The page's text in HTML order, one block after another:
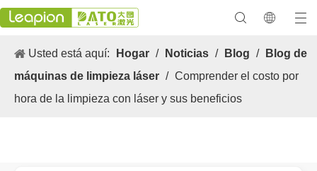
Usted está aquí: Hogar / Noticias / Blog /
Blog de
máquinas de limpieza láser / Comprender el costo por
hora de la limpieza con láser y sus beneficios